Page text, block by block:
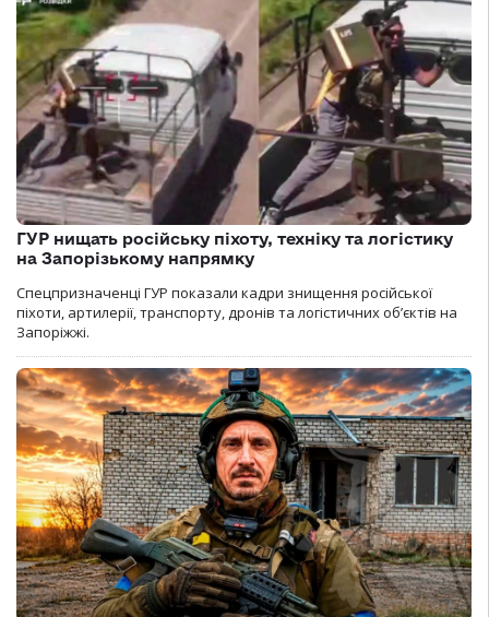
ГУР нищать російську піхоту, техніку та логістику
на Запорізькому напрямку
Спецпризначенці ГУР показали кадри знищення російської
піхоти, артилерії, транспорту, дронів та логістичних об’єктів на
Запоріжжі.